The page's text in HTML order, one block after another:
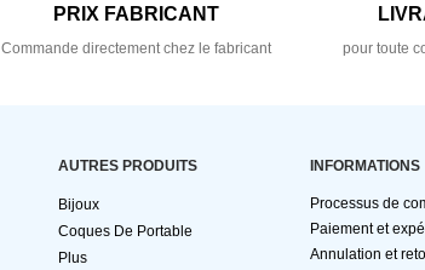
PRIX FABRICANT
Commande directement chez le fabricant pour toute
AUTRES PRODUITS
Bijoux
Coques De Portable
Plus
INFORMATIONS
Processus de
Paiement et
Annulation et